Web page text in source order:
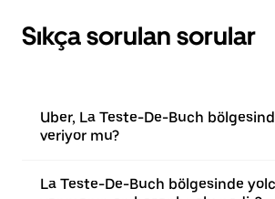
Sıkça sorulan sorular
Uber, La Teste-De-Buch
veriyor mu?
La Teste-De-Buch bölgesinde